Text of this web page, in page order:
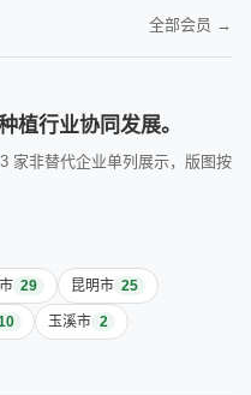
全部会员 →
植行业协同发展。
家非替代企业单列展示，版图按
29 昆明市 25
玉溪市 2